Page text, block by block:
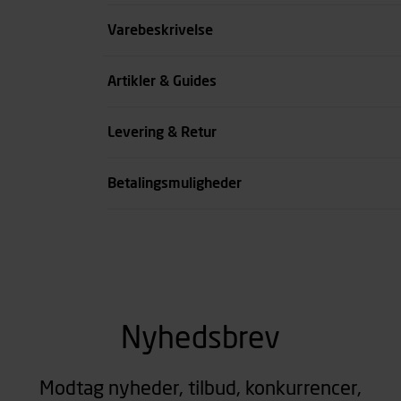
Størrelse
Varebeskrivelse
Artikler & Guides
Levering & Retur
Betalingsmuligheder
Nyhedsbrev
Modtag nyheder, tilbud, konkurrencer,